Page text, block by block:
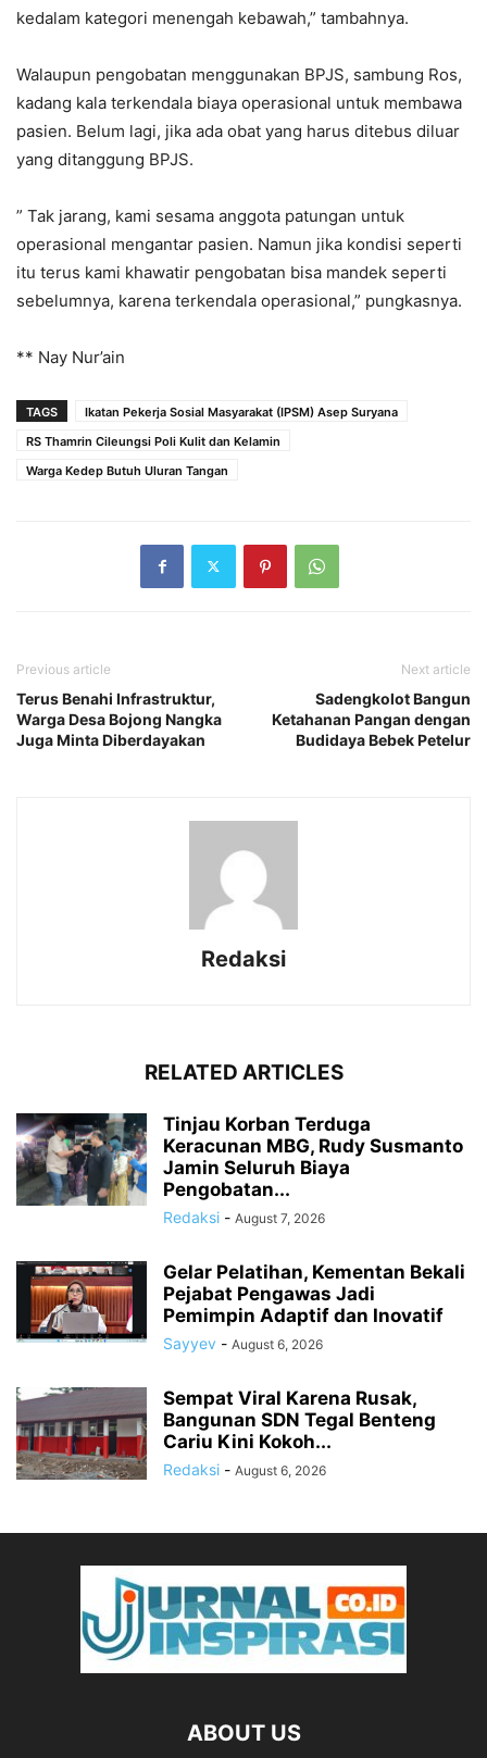
kedalam kategori menengah kebawah,” tambahnya.
Walaupun pengobatan menggunakan BPJS, sambung Ros,
kadang kala terkendala biaya operasional untuk membawa
pasien. Belum lagi, jika ada obat yang harus ditebus diluar
yang ditanggung BPJS.
” Tak jarang, kami sesama anggota patungan untuk
operasional mengantar pasien. Namun jika kondisi seperti
itu terus kami khawatir pengobatan bisa mandek seperti
sebelumnya, karena terkendala operasional,” pungkasnya.
** Nay Nur’ain
TAGS
Ikatan Pekerja Sosial Masyarakat (IPSM) Asep Suryana
RS Thamrin Cileungsi Poli Kulit dan Kelamin
Warga Kedep Butuh Uluran Tangan
Previous article
Terus Benahi Infrastruktur,
Warga Desa Bojong Nangka
Juga Minta Diberdayakan
Next article
Sadengkolot Bangun
Ketahanan Pangan dengan
Budidaya Bebek Petelur
Redaksi
RELATED ARTICLES
Tinjau Korban Terduga
Keracunan MBG, Rudy Susmanto
Jamin Seluruh Biaya
Pengobatan...
Redaksi - August 7, 2026
Gelar Pelatihan, Kementan Bekali
Pejabat Pengawas Jadi
Pemimpin Adaptif dan Inovatif
Sayyev - August 6, 2026
Sempat Viral Karena Rusak,
Bangunan SDN Tegal Benteng
Cariu Kini Kokoh...
Redaksi - August 6, 2026
ABOUT US